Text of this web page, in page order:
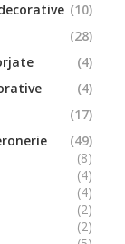
(10)
(28)
(4)
(4)
(17)
(49)
(8)
(4)
(4)
(2)
(2)